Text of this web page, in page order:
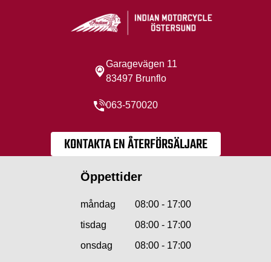
Garagevägen 11
83497 Brunflo
063-570020
KONTAKTA EN ÅTERFÖRSÄLJARE
Öppettider
måndag
08:00 - 17:00
tisdag
08:00 - 17:00
onsdag
08:00 - 17:00